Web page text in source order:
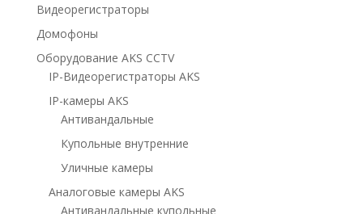
Видеорегистраторы
Домофоны
Оборудование AKS CCTV
IP-Видеорегистраторы AKS
IP-камеры AKS
Антивандальные
Купольные внутренние
Уличные камеры
Аналоговые камеры AKS
Антивандальные купольные